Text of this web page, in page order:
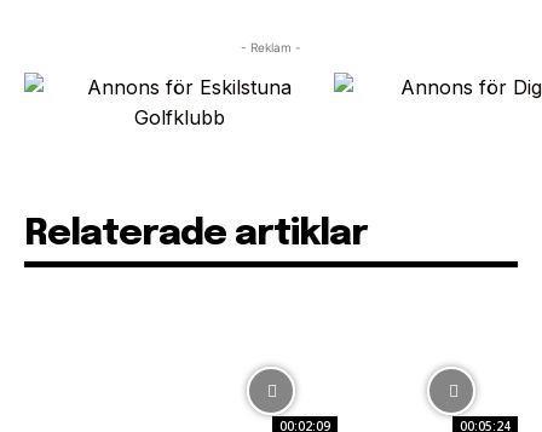
- Reklam -
Relaterade artiklar
00:02:09 00:05:24